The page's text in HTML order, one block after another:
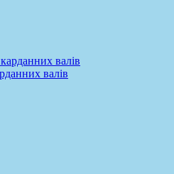
валів
валів